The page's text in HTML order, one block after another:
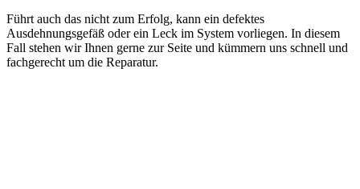
Führt auch das nicht zum Erfolg, kann ein defektes
Ausdehnungsgefäß oder ein Leck im System vorliegen. In diesem
Fall stehen wir Ihnen gerne zur Seite und kümmern uns schnell und
fachgerecht um die Reparatur.